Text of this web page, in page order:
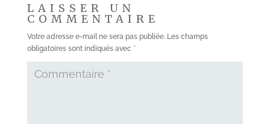
LAISSER UN
COMMENTAIRE
Votre adresse e-mail ne sera pas publiée. Les champs
obligatoires sont indiqués avec *